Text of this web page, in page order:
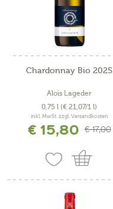
Chardonnay Bio 2025
Alois Lageder
0,75 l (€ 21,07/1 l)
inkl. MwSt. zzgl. Versandkosten
€ 15,80 € 17,00